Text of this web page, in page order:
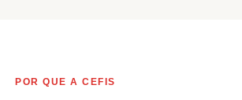
POR QUE A CEFIS